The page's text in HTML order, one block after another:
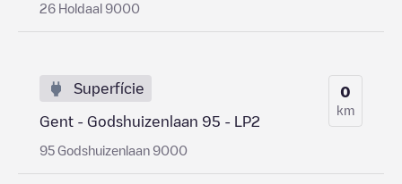
26 Holdaal 9000
Superfície
Gent - Godshuizenlaan 95 - LP2
95 Godshuizenlaan 9000
0
km